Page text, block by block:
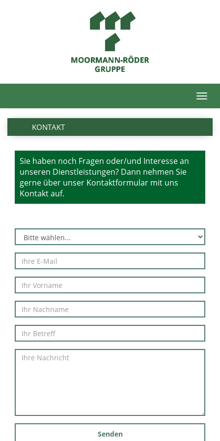
KONTAKT
Sie haben noch Fragen oder/und Interesse an
unseren Dienstleistungen? Dann nehmen Sie
gerne über unser Kontaktformular mit uns
Kontakt auf.
Senden